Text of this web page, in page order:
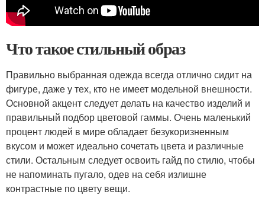
Что такое стильный образ
Правильно выбранная одежда всегда отлично сидит на
фигуре, даже у тех, кто не имеет модельной внешности.
Основной акцент следует делать на качество изделий и
правильный подбор цветовой гаммы. Очень маленький
процент людей в мире обладает безукоризненным
вкусом и может идеально сочетать цвета и различные
стили. Остальным следует освоить гайд по стилю, чтобы
не напоминать пугало, одев на себя излишне
контрастные по цвету вещи.